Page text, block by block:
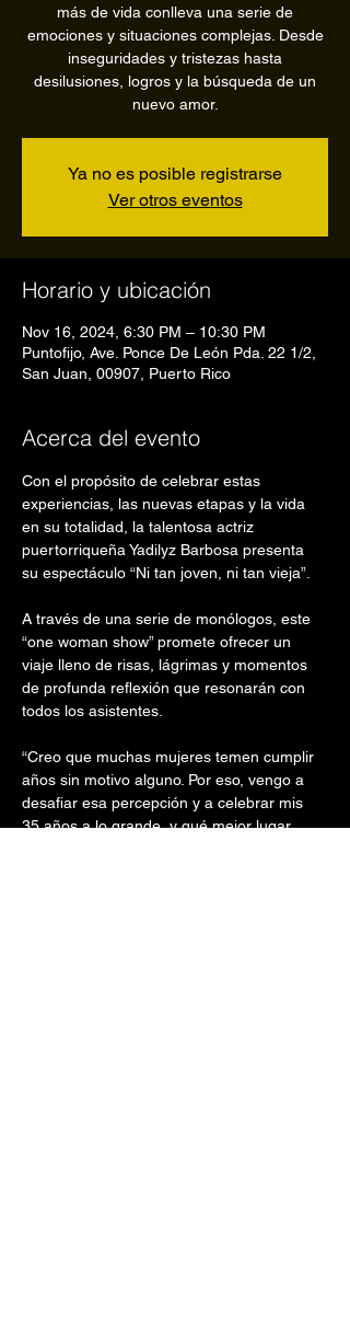
más de vida conlleva una serie de
emociones y situaciones complejas. Desde
inseguridades y tristezas hasta
desilusiones, logros y la búsqueda de un
nuevo amor.
Ya no es posible registrarse
Ver otros eventos
Horario y ubicación
Nov 16, 2024, 6:30 PM – 10:30 PM
Puntofijo, Ave. Ponce De León Pda. 22 1/2,
San Juan, 00907, Puerto Rico
Acerca del evento
Con el propósito de celebrar estas
experiencias, las nuevas etapas y la vida
en su totalidad, la talentosa actriz
puertorriqueña Yadilyz Barbosa presenta
su espectáculo “Ni tan joven, ni tan vieja”.
A través de una serie de monólogos, este
“one woman show” promete ofrecer un
viaje lleno de risas, lágrimas y momentos
de profunda reflexión que resonarán con
todos los asistentes.
“Creo que muchas mujeres temen cumplir
años sin motivo alguno. Por eso, vengo a
desafiar esa percepción y a celebrar mis
35 años a lo grande, y qué mejor lugar